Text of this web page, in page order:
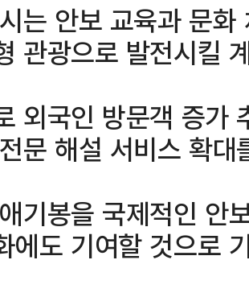
는 안보 교육과 문
관광으로 발전시킬
외국인 방문객 증가
문 해설 서비스 확
기봉을 국제적인 안
에도 기여할 것으로